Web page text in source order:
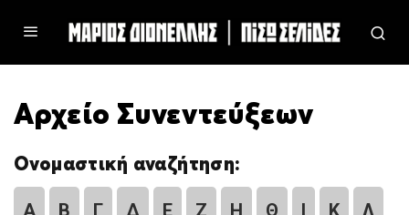
Αρχείο Συνεντεύξεων
Ονομαστική αναζήτηση:
Α Β Γ Δ Ε Ζ Η Θ Ι Κ Λ